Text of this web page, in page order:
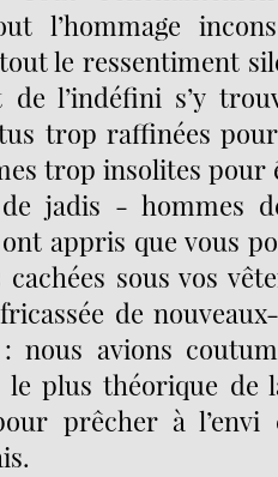
l’hommage
le ressentiment
l’indéfini s’y
trop raffinées
trop insolites pour
jadis - hommes
appris que vous
cachées sous vos
de
nous avions
plus théorique de
prêcher à